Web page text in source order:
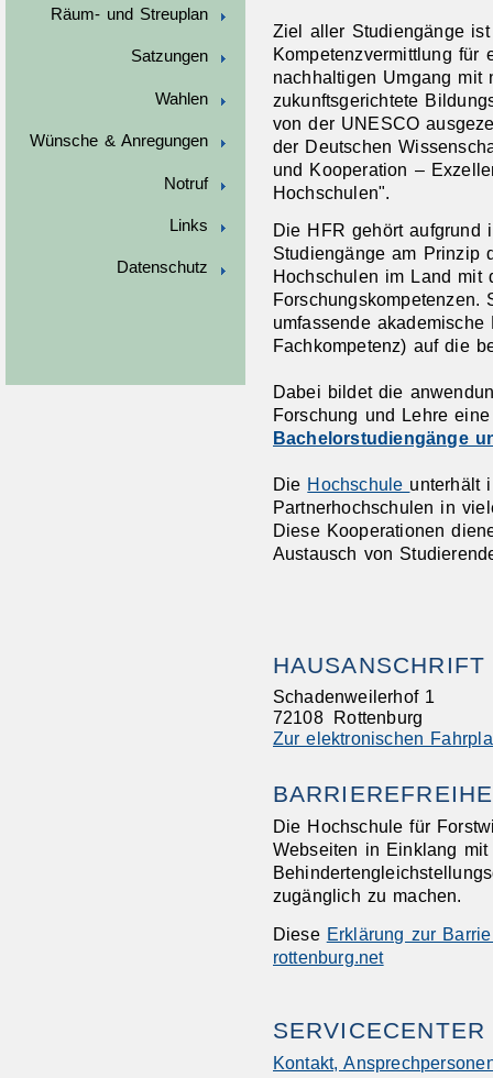
Räum- und Streuplan
Satzungen
Wahlen
Wünsche & Anregungen
Notruf
Links
Datenschutz
Ziel aller Studiengänge
Kompetenzvermittlung für
nachhaltigen Umgang mit
zukunftsgerichtete
von der UNESCO
der Deutschen
und Kooperation –
Hochschulen".
Die HFR gehört aufgrund
Studiengänge am Prinzip
Hochschulen im Land mit
umfassende
Fachkompetenz) auf die
Dabei bildet die
Forschung und Lehre
Bachelorstudiengänge
Die Hochschule unterhält
Partnerhochschulen in
Diese Kooperationen
Austausch von
HAUSANSCHRIFT
Schadenweilerhof 1
72108 Rottenburg
Zur elektronischen
Die Hochschule für
Webseiten in Einklang
zugänglich zu machen.
Diese Erklärung zur
rottenburg.net
SERVICECENTER
Kontakt,